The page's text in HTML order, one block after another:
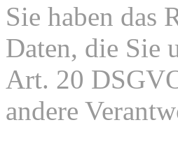
Sie haben das
Daten, die Sie
Art. 20
andere